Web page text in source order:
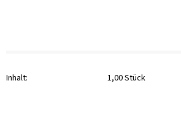
Inhalt: 1,00 Stück